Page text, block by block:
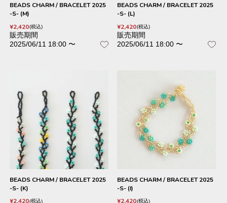
BEADS CHARM / BRACELET 2025
-S- (M)
¥2,420 税込
販売期間
2025/06/11 18:00 〜
BEADS CHARM / BRACELET 2025
-S- (L)
¥2,420 税込
販売期間
2025/06/11 18:00 〜
BEADS CHARM / BRACELET 2025
-S- (K)
¥2,420 税込
BEADS CHARM / BRACELET 2025
-S- (I)
¥2,420 税込